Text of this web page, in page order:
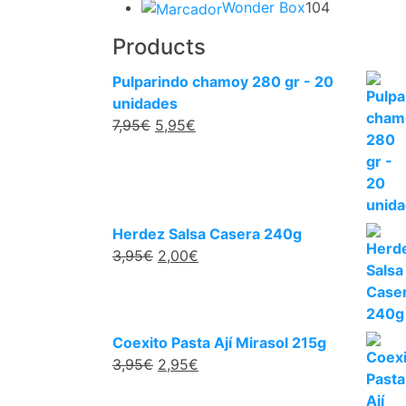
Wonder Box104104
Products
Pulparindo chamoy 280 gr - 20
unidades
7,95€ El
5,95€
Herdez Salsa Casera 240g
3,95€ El
3,95€.
2,00€
2,00€.
Coexito Pasta Ají Mirasol 215g
3,95€ El
2,95€